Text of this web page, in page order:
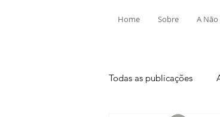
Home Sobre A
Todas as publicações